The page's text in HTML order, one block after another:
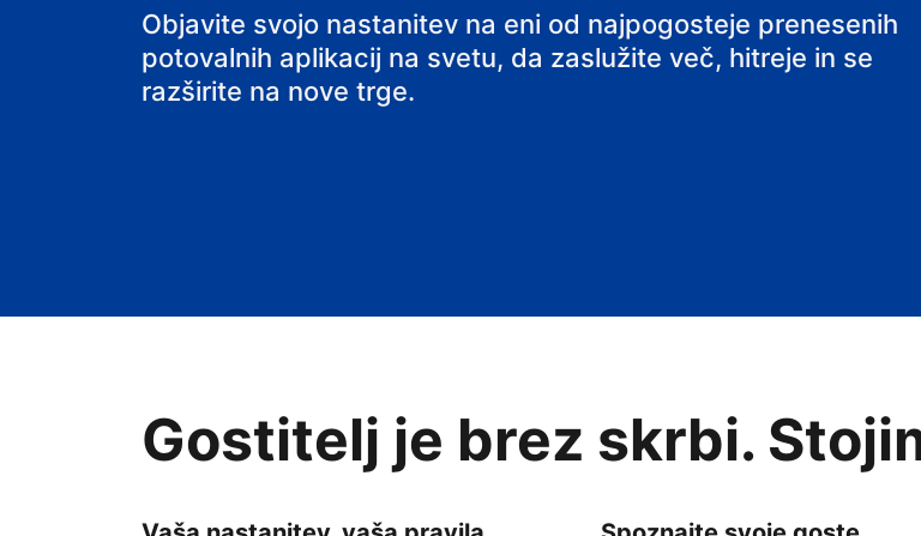
svoj B&B
Objavite svojo nastanitev na eni od najpogosteje prenesenih
potovalnih aplikacij na svetu, da zaslužite več, hitreje in se
razširite na nove trge.
Gostitelj je brez skrbi.